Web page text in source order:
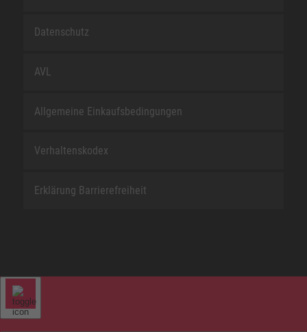
Datenschutz
AVL
Allgemeine Einkaufsbedingungen
Verhaltenskodex
Erklärung Barrierefreiheit